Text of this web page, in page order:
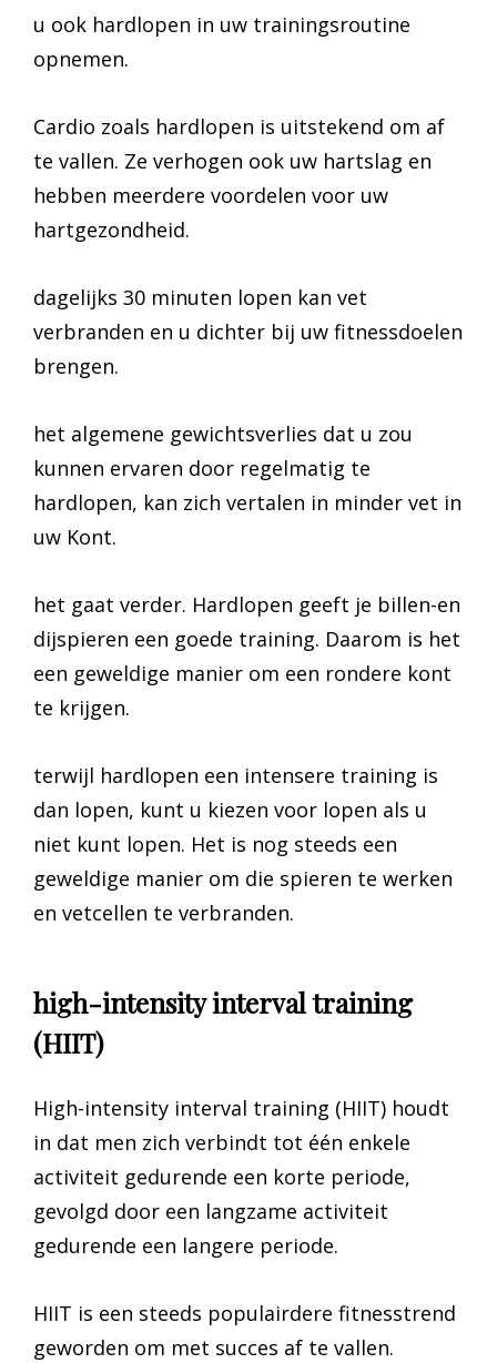
u ook hardlopen in uw trainingsroutine
opnemen.
Cardio zoals hardlopen is uitstekend om af
te vallen. Ze verhogen ook uw hartslag en
hebben meerdere voordelen voor uw
hartgezondheid.
dagelijks 30 minuten lopen kan vet
verbranden en u dichter bij uw fitnessdoelen
brengen.
het algemene gewichtsverlies dat u zou
kunnen ervaren door regelmatig te
hardlopen, kan zich vertalen in minder vet in
uw Kont.
het gaat verder. Hardlopen geeft je billen-en
dijspieren een goede training. Daarom is het
een geweldige manier om een rondere kont
te krijgen.
terwijl hardlopen een intensere training is
dan lopen, kunt u kiezen voor lopen als u
niet kunt lopen. Het is nog steeds een
geweldige manier om die spieren te werken
en vetcellen te verbranden.
high-intensity interval training
(HIIT)
High-intensity interval training (HIIT) houdt
in dat men zich verbindt tot één enkele
activiteit gedurende een korte periode,
gevolgd door een langzame activiteit
gedurende een langere periode.
HIIT is een steeds populairdere fitnesstrend
geworden om met succes af te vallen.